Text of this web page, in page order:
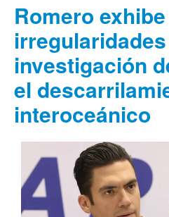
Romero exhibe
investigación
el
interoceánico